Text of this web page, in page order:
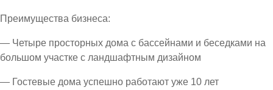
Преимущества бизнеса:
— Четыре просторных дома с бассейнами и беседками на
большом участке с ландшафтным дизайном
— Гостевые дома успешно работают уже 10 лет